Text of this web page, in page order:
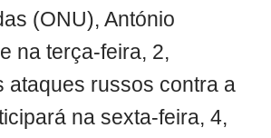
(ONU), António
na terça-feira, 2,
ataques russos contra a
na sexta-feira, 4,